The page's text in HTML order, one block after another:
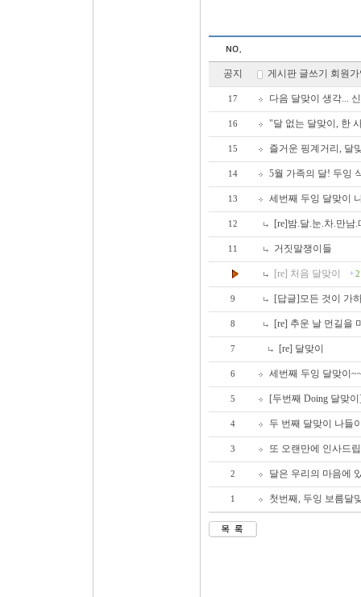
공지 게시판 글쓰기 회원
17 다음 달맞이 생각...
16 "달 없는 달맞이, 한
15 즐거운 핑계거리, 달
14 5월 가족의 달! 두잉
13 세번째 두잉 달맞이
12 [re]밤.달.눈.차.만남.
11 거짓말쟁이들
[re] 처음 달맞이 2
9 [답글]모든 것이 가
8 [re] 추운 날 먼길을
7 [re] 달맞이
6 세번째 두잉 달맞이
5 [두번째 Doing 달맞
4 두 번째 달맞이 나들
3 또 오랜만에 인사드
2 달은 우리의 마음에
1 첫번째, 두잉 보름달